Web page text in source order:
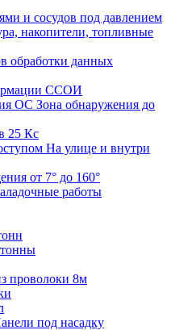
и сосудов под давлением
накопители, топливные
обработки данных
ССОИ
ОС Зона обнаружения до
25 Кс
На улице и внутри
от 7° до 160°
работы
проволоки 8м
под насадку